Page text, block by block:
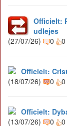
Officielt:
udlejes
(27/07/26)
0 0
Officielt:
(18/07/26)
0 0
Officielt:
(13/07/26)
0 0